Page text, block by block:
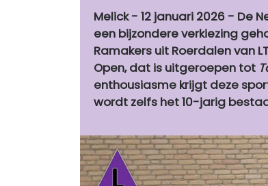
Melick - 12 januari 2026 - De
een bijzondere verkiezing
Ramakers uit Roerdalen van
Open, dat is uitgeroepen tot
enthousiasme krijgt deze
wordt zelfs het 10-jarig